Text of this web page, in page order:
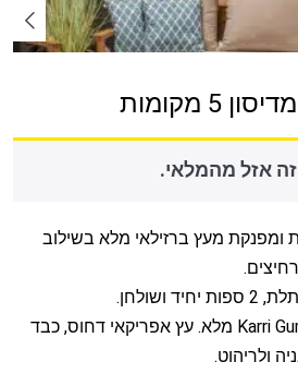
מקומות
אזל מהמלאי.
ומפנקת מעץ ברזילאי מלא בשילוב
המערכת בנויה מעץ Karri Gum מלא. עץ אפריקאי דחוס, כבד
ולריהוט.